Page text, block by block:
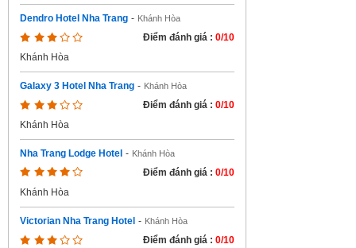
Dendro Hotel Nha Trang - Khánh Hòa
Điểm đánh giá : 0/10
Khánh Hòa
Galaxy 3 Hotel Nha Trang - Khánh Hòa
Điểm đánh giá : 0/10
Khánh Hòa
Nha Trang Lodge Hotel - Khánh Hòa
Điểm đánh giá : 0/10
Khánh Hòa
Victorian Nha Trang Hotel - Khánh Hòa
Điểm đánh giá : 0/10